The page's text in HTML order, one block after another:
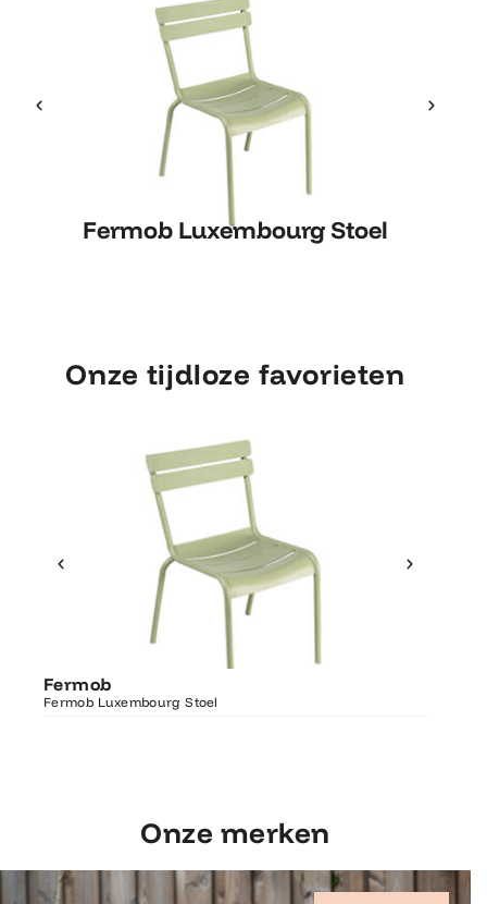
Fermob Luxembourg Stoel
Fermob Luxembourg Stoel
Onze tijdloze favorieten
Fermob
Fermob Luxembourg Stoel
Ontdek Fermob
Luxembourg Stoel
Onze merken